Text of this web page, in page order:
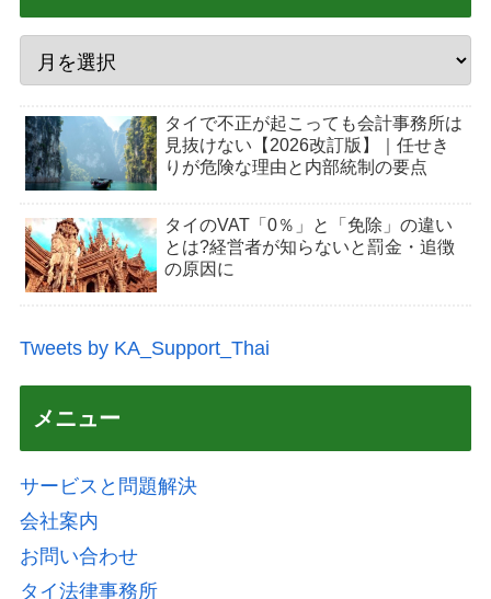
タイで不正が起こっても会計事務所は
見抜けない【2026改訂版】｜任せき
りが危険な理由と内部統制の要点
タイのVAT「0％」と「免除」の違い
とは?経営者が知らないと罰金・追徴
の原因に
Tweets by KA_Support_Thai
メニュー
サービスと問題解決
会社案内
お問い合わせ
タイ法律事務所